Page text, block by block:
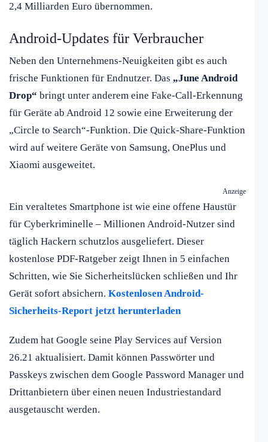
2,4 Milliarden Euro übernommen.
Android-Updates für Verbraucher
Neben den Unternehmens-Neuigkeiten gibt es auch
frische Funktionen für Endnutzer. Das „June Android
Drop“ bringt unter anderem eine Fake-Call-Erkennung
für Geräte ab Android 12 sowie eine Erweiterung der
„Circle to Search“-Funktion. Die Quick-Share-Funktion
wird auf weitere Geräte von Samsung, OnePlus und
Xiaomi ausgeweitet.
Anzeige
Ein veraltetes Smartphone ist wie eine offene Haustür
für Cyberkriminelle – Millionen Android-Nutzer sind
täglich Hackern schutzlos ausgeliefert. Dieser
kostenlose PDF-Ratgeber zeigt Ihnen in 5 einfachen
Schritten, wie Sie Sicherheitslücken schließen und Ihr
Gerät sofort absichern. Kostenlosen Android-
Sicherheits-Report jetzt herunterladen
Zudem hat Google seine Play Services auf Version
26.21 aktualisiert. Damit können Passwörter und
Passkeys zwischen dem Google Password Manager und
Drittanbietern über einen neuen Industriestandard
ausgetauscht werden.